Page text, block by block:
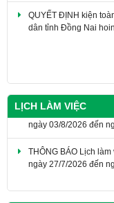
QUYẾT ĐỊNH kiện
dân tỉnh Đồng Nai
LỊCH LÀM VIỆC
Thông báo lịch làm
ngày 03/8/2026 đến
THÔNG BÁO Lịch
ngày 27/7/2026 đến